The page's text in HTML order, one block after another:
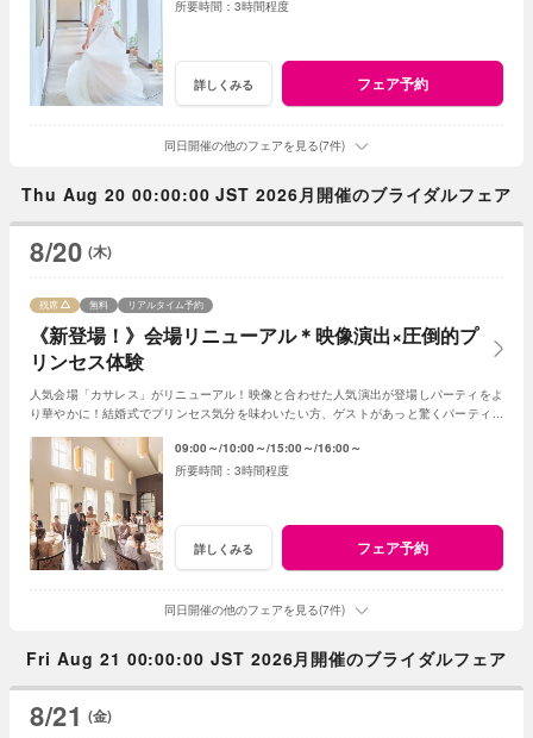
3時間程度
詳しくみる フェア予約
同日開催の他のフェアを見る(7件)
Thu Aug 20 00:00:00 JST 2026月開催のブライダルフェア
8/20 (木)
《新登場！》会場リニューアル＊映像演出×圧倒的プ
リンセス体験
残席 無料 リアルタイム予約
人気会場「カサレス」がリニューアル！映像と合わせた人気演出が登場しパーティをよ
り華やかに！結婚式でプリンセス気分を味わいたい方、ゲストがあっと驚くパーティを
09:00～ 10:00～ 15:00～ 16:00～
3時間程度
詳しくみる フェア予約
同日開催の他のフェアを見る(7件)
Fri Aug 21 00:00:00 JST 2026月開催のブライダルフェア
8/21 (金)